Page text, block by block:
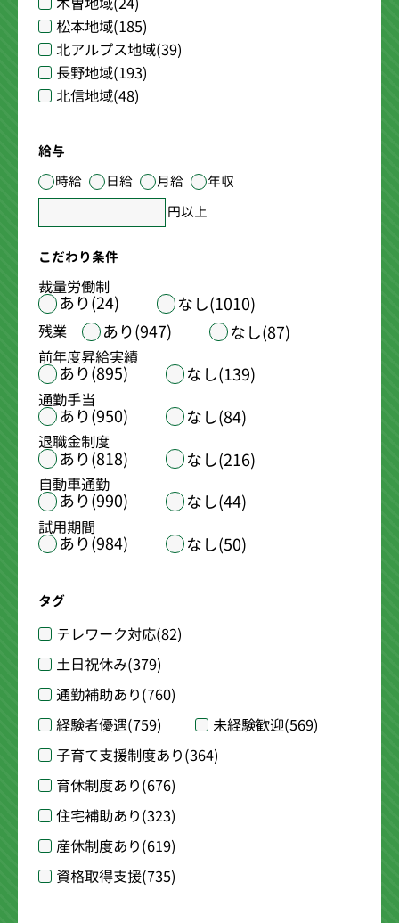
松本地域(185)
北アルプス地域(39)
長野地域(193)
北信地域(48)
給与
時給
日給 月給
年収
円以上
こだわり条件
裁量労働制
あり(24) なし(1010)
残業 あり(947) なし(87)
前年度昇給実績
あり(895) なし(139)
通勤手当
あり(950) なし(84)
退職金制度
あり(818) なし(216)
自動車通勤
あり(990) なし(44)
試用期間
あり(984) なし(50)
タグ
テレワーク対応(82)
土日祝休み(379)
通勤補助あり(760)
経験者優遇(759) 未経験歓迎(569)
子育て支援制度あり(364)
育休制度あり(676)
住宅補助あり(323)
産休制度あり(619)
資格取得支援(735)